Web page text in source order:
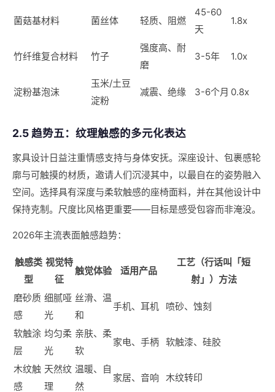
菌菇基材料 菌丝体 轻质、阻燃
45-60
天
1.8x
竹纤维复合材料 竹子
强度高、耐
磨
3-5年 1.0x
淀粉基泡沫
玉米/土豆
淀粉
减震、绝缘 3-6个月 0.8x
2.5 趋势五：纹理触感的多元化表达
家具设计日益注重情感支持与身体安抚。深座设计、包裹感轮
廓与可触摸的材质，邀请人们沉浸其中，以最自在的姿势融入
空间。选择具有深度与柔软触感的座椅面料，并在其他设计中
保持克制。尺度比风格更重要——目标是感受包容而非淹没。
2026年主流表面触感趋势：
触感类
型
视觉特
征
触觉体验 适用产品
工艺（行话叫「短
射」）方法
磨砂质
感
细腻哑
光
丝滑、温
和
手机、耳机 喷砂、蚀刻
软触涂
层
均匀柔
光
亲肤、柔
软
家电、手柄 软触漆、硅胶
木纹触
感
天然纹
理
温暖、自
然
家居、音响 木纹转印